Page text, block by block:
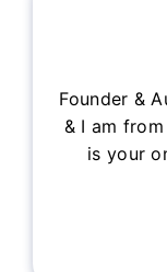
Founder &
& I am
is your